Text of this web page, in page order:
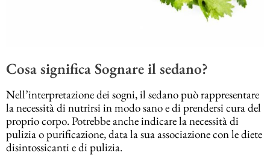
Cosa significa Sognare il sedano?
Nell’interpretazione dei sogni, il sedano può rappresentare
la necessità di nutrirsi in modo sano e di prendersi cura del
proprio corpo. Potrebbe anche indicare la necessità di
pulizia o purificazione, data la sua associazione con le diete
disintossicanti e di pulizia.